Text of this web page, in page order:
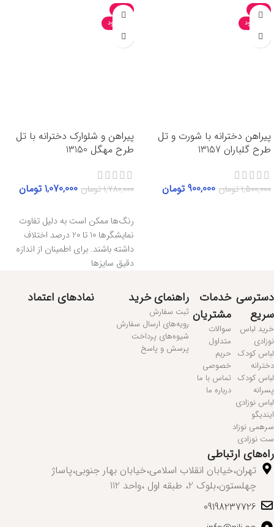
-40%
ناموجود
پیراهن دخترانه با شورت و تل
طرح گلباران 13157
1,500,000تومان 900,000 تومان
-40%
ناموجود
پیراهن و شلوارک دخترانه با تل
طرح مهگل 13150
1,780,000تومان 1,070,000 تومان
رنگ‌ها ممکن است به دلیل تفاوت
نمایشگرها 10 تا 20 درصد اختلاف
داشته باشند. برای اطمینان از اندازه
دقیق سایزها
دسترسی
سریع
خرید لباس
نوزادی
لباس کودک
دخترانه
لباس کودک
پسرانه
لباس نوزادی
ایندیگو
سرهمی نوزاد
ست نوزادی
خدمات
مشتریان
سوالات
متداول
حریم
خصوصی
تماس با ما
درباره ما
راهنمای خرید
ثبت سفارش
رویه‌های ارسال سفارش
شیوه‌های پرداخت
پرسش و پاسخ
نمادهای اعتماد
راه‌های ارتباطی
تهران،خیابان انقلاب اسلامی،خیابان بهار جنوبی،پاساژ
چهلستون،بلوک 2، طبقه اول ،واحد 112
09198237726